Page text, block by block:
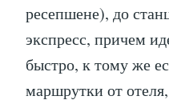
ресепшене), до
экспресс, причем
быстро, к тому же
маршрутки от